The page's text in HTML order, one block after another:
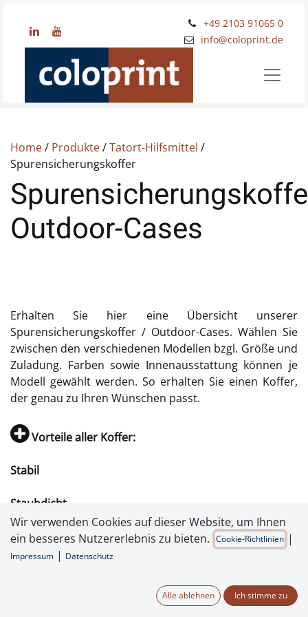
+49 2103 91065 0
​info@coloprint.de
Home/ Produkte/Tatort-Hilfsmittel /
Spurensicherungskoffer
Outdoor-Cases
Erhalten Sie hier eine Übersicht unserer
Spurensicherungskoffer / Outdoor-Cases. Wählen Sie
zwischen den verschiedenen Modellen bzgl. Größe und
Zuladung. Farben sowie Innenausstattung können je
Modell gewählt werden. So erhalten Sie einen Koffer,
der genau zu Ihren Wünschen passt.
Vorteile aller Koffer:
Stabil
Staubdicht
Wasserdicht nach IP67
Temperaturstabil von -30°C bis +80°C
Wir verwenden Cookies auf dieser Website, um Ihnen
ein besseres Nutzererlebnis zu bieten. Cookie-Richtlinien |
Impressum | Datenschutz
Alle ablehnen Ich stimme zu